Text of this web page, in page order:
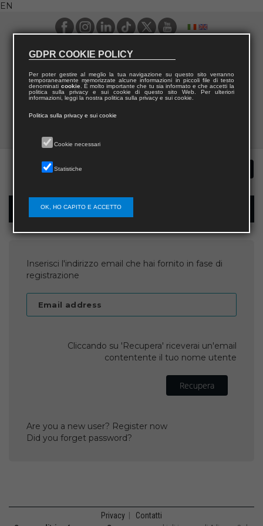
EN
Username recovery
Inserisci l'indirizzo email che hai fornito in fase di
registrazione
Email address
Cliccando su 'Recupera' riceverai un'email
contentente il tuo nome utente
Recupera
Are you a new user? Register now
Did you forget password?
Privacy Contatti
GDPR COOKIE POLICY
Per poter gestire al meglio la tua navigazione su questo sito verranno
temporaneamente memorizzate alcune informazioni in piccoli file di testo
denominati cookie. È molto importante che tu sia informato e che accetti la
politica sulla privacy e sui cookie di questo sito Web. Per ulteriori
informazioni, leggi la nostra politica sulla privacy e sui cookie.
Politica sulla privacy e sui cookie
Cookie necessari
Statistiche
OK, HO CAPITO E ACCETTO